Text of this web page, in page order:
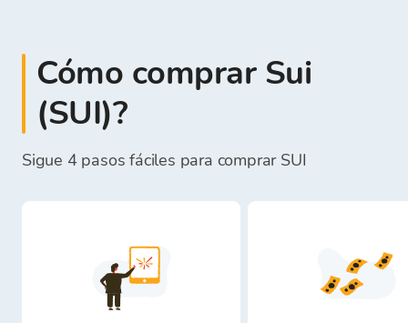
Cómo comprar Sui
(SUI)?
Sigue 4 pasos fáciles para comprar SUI